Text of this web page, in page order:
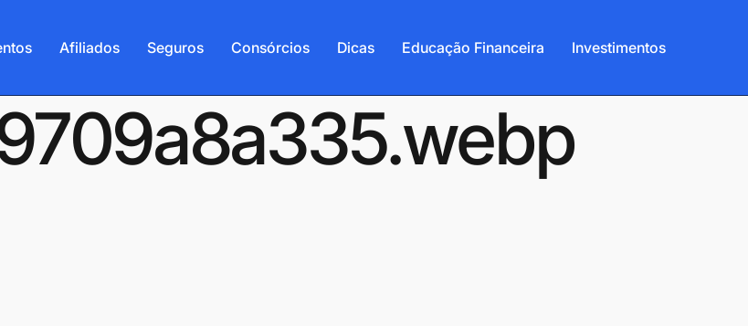
Afiliados Seguros Consórcios Dicas Educação Financeira Investimentos